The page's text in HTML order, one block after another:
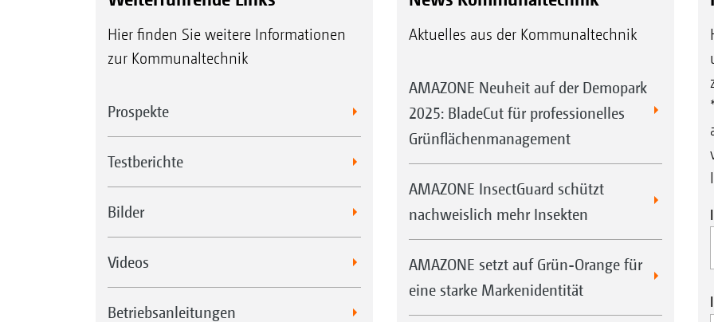
Verhindert die Ablagerung von korrosivem
Komfortable Abdeckschwenkplane
Schützt das Streugut vor Schmutz und
Kontrollfenster einen direkten Blick in den
Perfekte Beleuchtung
Beleuchtung für die Straßenfahrt,
und Arbeitsbeleuchtung mit LED-Leuchten,
Leuchten unempfindlicher gegen das
Umschaltbare LED-Arbeitsbeleuchtung: Rot
fliegendem Salz zu unterscheiden. Weiß
den Streufächer.
Praktische Trittstufe
Hier finden Sie weitere Informationen
zur Kommunaltechnik
Prospekte
Testberichte
Bilder
Videos
Betriebsanleitungen
Aktuelles aus der Kommunaltechnik
AMAZONE Neuheit auf der Demopark
2025: BladeCut für professionelles
Grünflächenmanagement
AMAZONE InsectGuard schützt
nachweislich mehr Insekten
AMAZONE setzt auf Grün-Orange für
eine starke Markenidentität